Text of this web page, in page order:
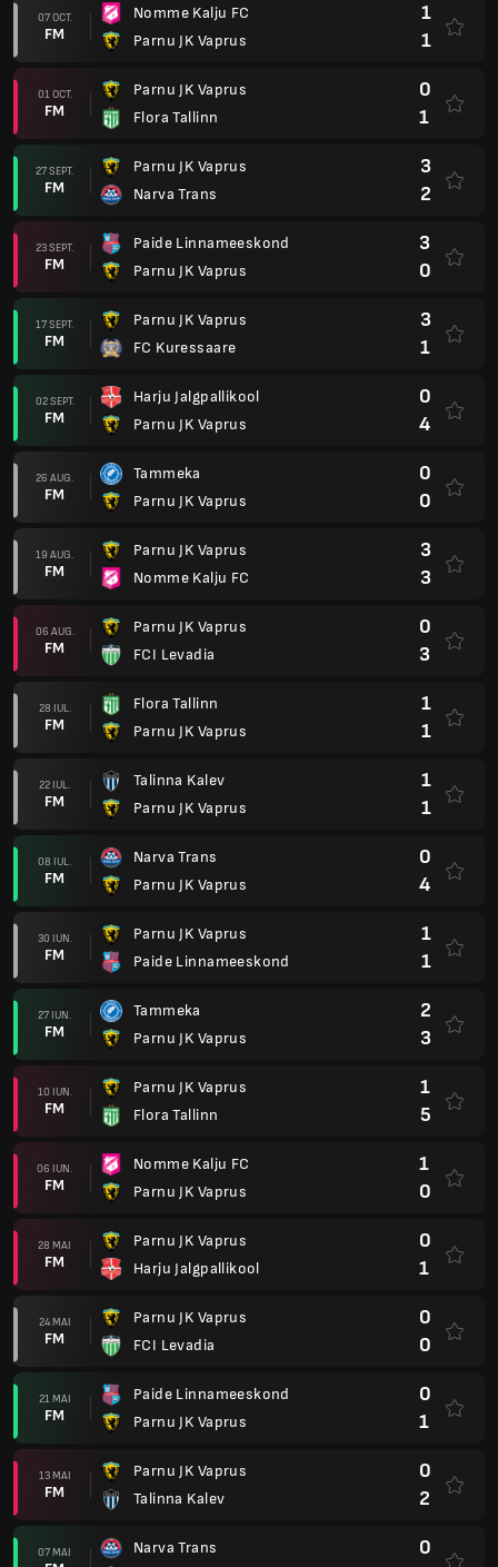
07 OCT.
FM
Nomme Kalju FC
Parnu JK Vaprus
1
1
01 OCT.
FM
Parnu JK Vaprus
Flora Tallinn
0
1
27 SEPT.
FM
Parnu JK Vaprus
Narva Trans
3
2
23 SEPT.
FM
Paide Linnameeskond
Parnu JK Vaprus
3
0
17 SEPT.
FM
Parnu JK Vaprus
FC Kuressaare
3
1
02 SEPT.
FM
Harju Jalgpallikool
Parnu JK Vaprus
0
4
26 AUG.
FM
Tammeka
Parnu JK Vaprus
0
0
19 AUG.
FM
Parnu JK Vaprus
Nomme Kalju FC
3
3
06 AUG.
FM
Parnu JK Vaprus
FCI Levadia
0
3
28 IUL.
FM
Flora Tallinn
Parnu JK Vaprus
1
1
22 IUL.
FM
Talinna Kalev
Parnu JK Vaprus
1
1
08 IUL.
FM
Narva Trans
Parnu JK Vaprus
0
4
30 IUN.
FM
Parnu JK Vaprus
Paide Linnameeskond
1
1
27 IUN.
FM
Tammeka
Parnu JK Vaprus
2
3
10 IUN.
FM
Parnu JK Vaprus
Flora Tallinn
1
5
06 IUN.
FM
Nomme Kalju FC
Parnu JK Vaprus
1
0
28 MAI
FM
Parnu JK Vaprus
Harju Jalgpallikool
0
1
24 MAI
FM
Parnu JK Vaprus
FCI Levadia
0
0
21 MAI
FM
Paide Linnameeskond
Parnu JK Vaprus
0
1
13 MAI
FM
Parnu JK Vaprus
Talinna Kalev
0
2
07 MAI
Narva Trans
0